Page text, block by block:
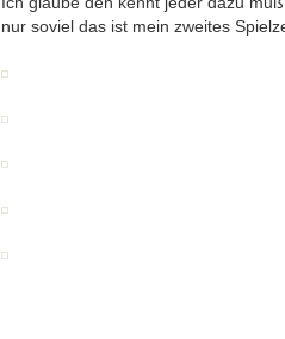
nur soviel das ist mein zweites